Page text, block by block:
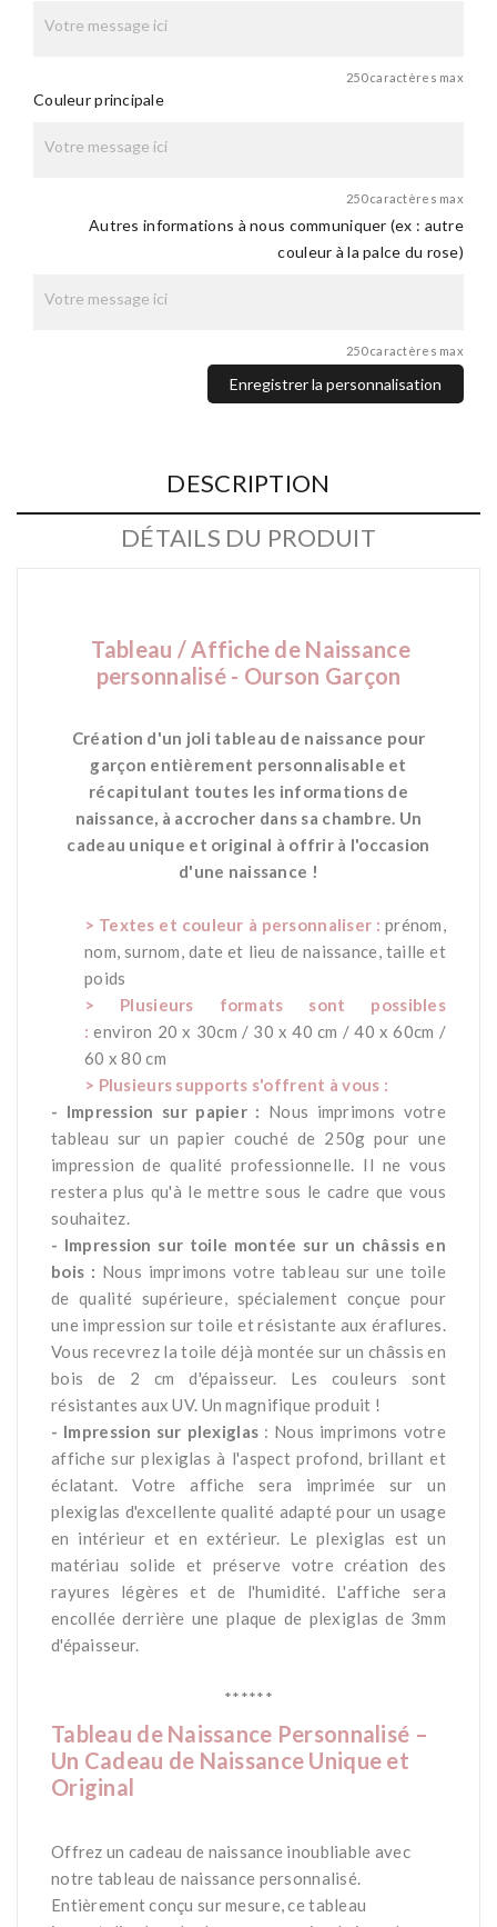
250 caractères max
Couleur principale
250 caractères max
Autres informations à nous communiquer (ex : autre
couleur à la palce du rose)
250 caractères max
Enregistrer la personnalisation
DESCRIPTION
DÉTAILS DU PRODUIT
Tableau / Affiche de Naissance
personnalisé - Ourson Garçon
Création d'un joli tableau de naissance pour
garçon entièrement personnalisable et
récapitulant toutes les informations de
naissance, à accrocher dans sa chambre. Un
cadeau unique et original à offrir à l'occasion
d'une naissance !
> Textes et couleur à personnaliser : prénom,
nom, surnom, date et lieu de naissance, taille et
poids
> Plusieurs formats sont possibles
: environ 20 x 30cm / 30 x 40 cm / 40 x 60cm /
60 x 80 cm
> Plusieurs supports s'offrent à vous :
- Impression sur papier : Nous imprimons votre
tableau sur un papier couché de 250g pour une
impression de qualité professionnelle. Il ne vous
restera plus qu'à le mettre sous le cadre que vous
souhaitez.
- Impression sur toile montée sur un châssis en
bois : Nous imprimons votre tableau sur une toile
de qualité supérieure, spécialement conçue pour
une impression sur toile et résistante aux éraflures.
Vous recevrez la toile déjà montée sur un châssis en
bois de 2 cm d'épaisseur. Les couleurs sont
résistantes aux UV. Un magnifique produit !
- Impression sur plexiglas : Nous imprimons votre
affiche sur plexiglas à l'aspect profond, brillant et
éclatant. Votre affiche sera imprimée sur un
plexiglas d'excellente qualité adapté pour un usage
en intérieur et en extérieur. Le plexiglas est un
matériau solide et préserve votre création des
rayures légères et de l'humidité. L'affiche sera
encollée derrière une plaque de plexiglas de 3mm
d'épaisseur.
******
Tableau de Naissance Personnalisé –
Un Cadeau de Naissance Unique et
Original
Offrez un cadeau de naissance inoubliable avec
notre tableau de naissance personnalisé.
Entièrement conçu sur mesure, ce tableau